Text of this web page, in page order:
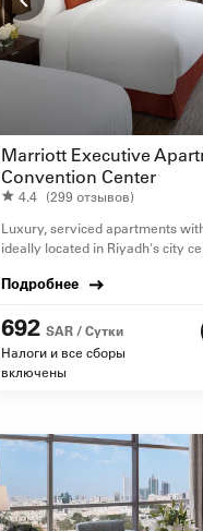
Marriott Executive
Convention Center
4.4 (299 отзывов)
Luxury, serviced apartments
ideally located in Riyadh's city
Подробнее
692 SAR / Сутки
Налоги и все сборы
включены